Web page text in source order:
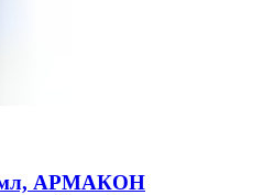
мл, АРМАКОН